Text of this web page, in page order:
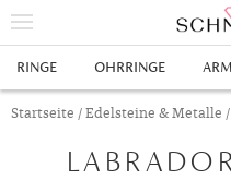
% SALE
SCHMUCK
RINGE OHRRINGE
Startseite / Edelsteine & Metalle /